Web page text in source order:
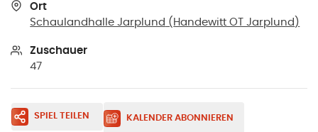
Ort
Schaulandhalle Jarplund ( Handewitt OT Jarplund )
Zuschauer
47
SPIEL TEILEN KALENDER ABONNIEREN